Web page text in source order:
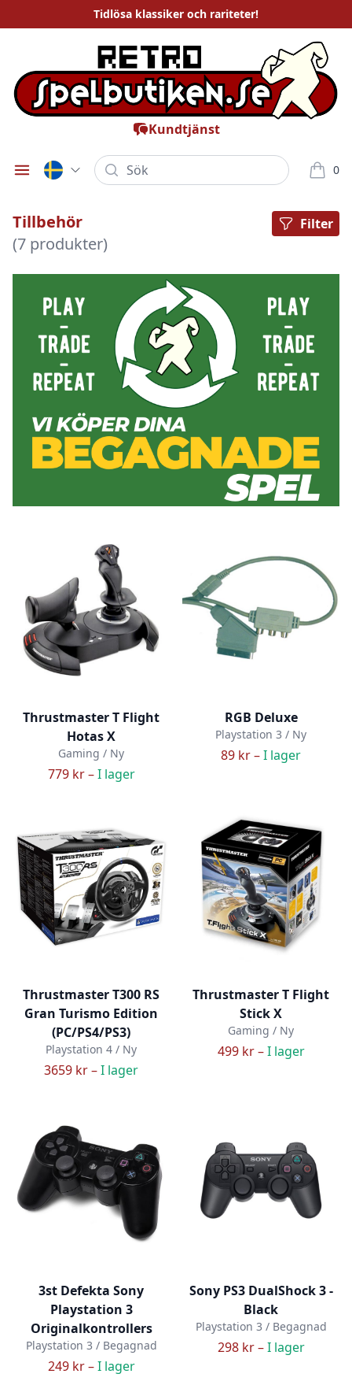
Tidlösa klassiker och rariteter!
Kundtjänst
Öppna meny
Sök 0
varor i
Tillbehör
(7 produkter)
Filter
Thrustmaster T Flight
Hotas X
Gaming / Ny
779 kr –I lager
RGB Deluxe
Playstation 3 / Ny
89 kr –I lager
Thrustmaster T300 RS
Gran Turismo Edition
(PC/PS4/PS3)
Playstation 4 / Ny
3659 kr –I lager
Thrustmaster T Flight
Stick X
Gaming / Ny
499 kr –I lager
3st Defekta Sony
Playstation 3
Originalkontrollers
Playstation 3 / Begagnad
249 kr –I lager
Sony PS3 DualShock 3 -
Black
Playstation 3 / Begagnad
298 kr –I lager